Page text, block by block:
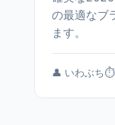
の最適なブ
ます。
👤 いわぶち⏱️